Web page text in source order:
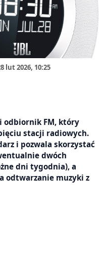
lut 2026, 10:25
odbiornik FM, który
stacji radiowych.
i pozwala skorzystać
dwóch
dni tygodnia), a
odtwarzanie muzyki z